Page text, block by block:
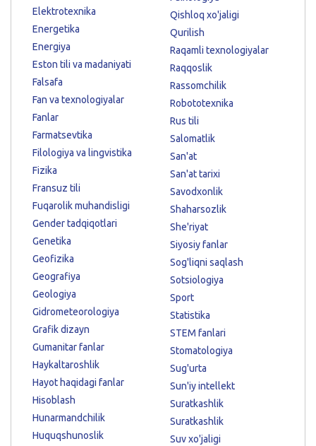
Elektrotexnika
Energetika
Energiya
Eston tili va madaniyati
Falsafa
Fan va texnologiyalar
Fanlar
Farmatsevtika
Filologiya va lingvistika
Fizika
Fransuz tili
Fuqarolik muhandisligi
Gender tadqiqotlari
Genetika
Geofizika
Geografiya
Geologiya
Gidrometeorologiya
Grafik dizayn
Gumanitar fanlar
Haykaltaroshlik
Hayot haqidagi fanlar
Hisoblash
Hunarmandchilik
Huquqshunoslik
Qishloq xo'jaligi
Qurilish
Raqamli texnologiyalar
Raqqoslik
Rassomchilik
Robototexnika
Rus tili
Salomatlik
San'at
San'at tarixi
Savodxonlik
Shaharsozlik
She'riyat
Siyosiy fanlar
Sog'liqni saqlash
Sotsiologiya
Sport
Statistika
STEM fanlari
Stomatologiya
Sug'urta
Sun'iy intellekt
Suratkashlik
Suratkashlik
Suv xo'jaligi